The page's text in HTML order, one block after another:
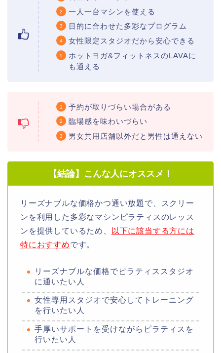
一人一台マシンを使える
目的に合わせた多彩なプログラム
女性限定スタジオだから安心できる
ホットヨガ&フィットネスのLAVAに
も通える
予約が取りづらい場合がある
臨場感を味わいづらい
男女共用店舗以外だと男性は通えない
【結論】こんな人にオススメ！
リーズナブルな価格かつ通い放題で、スクリー
ンを利用した多彩なマシンピラティスのレッス
ンを提供しているため、
以下に該当する方には
特におすすめです。
リーズナブルな価格でピラティススタジオ
に通いたい人
女性専用スタジオで安心してトレーニング
を行いたい人
手厚いサポートを受けながらピラティスを
行いたい人